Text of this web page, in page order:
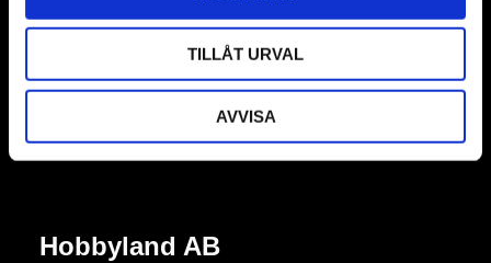
TILLÅT URVAL
AVVISA
Prenumerera
Hobbyland AB